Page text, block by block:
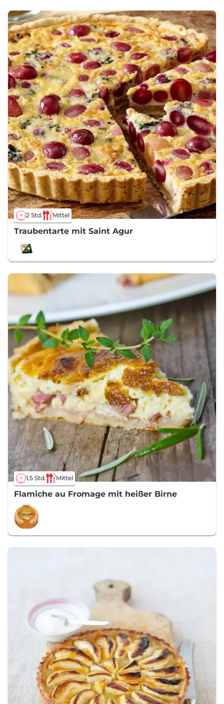
2 Std. Mittel
Traubentarte mit Saint Agur
1,5 Std. Mittel
Flamiche au Fromage mit heißer Birne